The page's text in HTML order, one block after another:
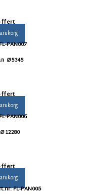
PAN007
Ø5345
PAN006
FL-PAN005